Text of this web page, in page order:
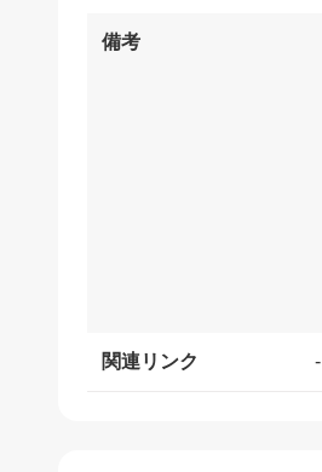
備考
関連リンク -